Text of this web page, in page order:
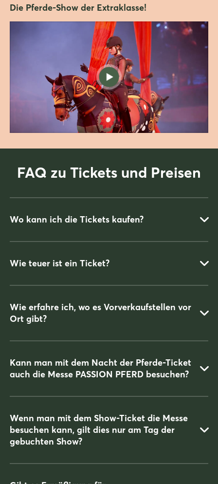
Die Pferde-Show der Extraklasse!
FAQ zu Tickets und Preisen
Wo kann ich die Tickets kaufen?
Unterwww.ticketmaster.deund bei allen, dem Ticketmaster-
Wie teuer ist ein Ticket?
bei allen, dem Ticketmaster-System angeschlossenen
Wie erfahre ich, wo es Vorverkaufstellen vor
Ort gibt?
man direkt überTicketmaster.
Kann man mit dem Nacht der Pferde-Ticket
auch die Messe PASSION PFERD besuchen?
Ja, das Nacht der Pferde-Ticket beinhalten den einmaligen
Wenn man mit dem Show-Ticket die Messe
besuchen kann, gilt dies nur am Tag der
gebuchten Show?